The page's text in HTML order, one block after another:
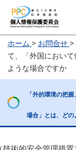
ホーム お問合せ
て、「外国におい
ような場合ですか
「外的環境の把
場合」とは、どの